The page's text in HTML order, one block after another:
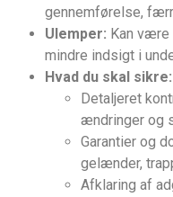
gennemførelse,
Ulemper: Kan
mindre indsigt i
Hvad du skal sikre:
Detaljeret
ændringer og
Garantier og
gelænder,
Afklaring af